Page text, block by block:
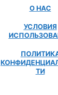
О НАС
УСЛОВИЯ
ТИ